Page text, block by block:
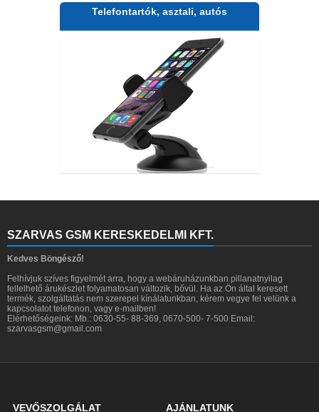
Telefontartók, asztali, autós
SZARVAS GSM KERESKEDELMI KFT.
Kedves Böngésző!
Felhívjuk szíves figyelmét arra, hogy a webáruházunkban pillanatnyilag
fellelhető árukészlet folyamatosan változik, bővül. Ha az Ön által keresett
termék, szolgáltatás nem szerepel kínálatunkban, kérem vegye fel velünk a
kapcsolatot telefonon, vagy e-mailben!
Elérhetőségeink: Mb.: 0630-55- 88-369, 0670-500- 7-500 Email:
szarvasgsm@gmail.com
VEVŐSZOLGÁLAT AJÁNLATUNK